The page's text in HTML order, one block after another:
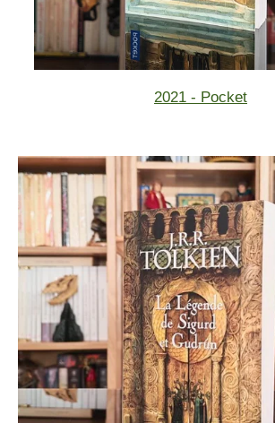
2021 - Pocket